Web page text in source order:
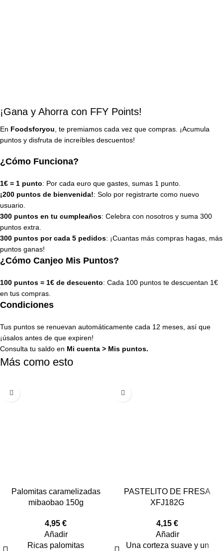
¡Gana y Ahorra con FFY Points!
En Foodsforyou , te premiamos cada vez que compras. ¡Acumula
puntos y disfruta de increíbles descuentos!
¿Cómo Funciona?
1€ = 1 punto: Por cada euro que gastes, sumas 1 punto.
¡200 puntos de bienvenida!: Solo por registrarte como nuevo
usuario.
300 puntos en tu cumpleaños: Celebra con nosotros y suma 300
puntos extra.
300 puntos por cada 5 pedidos: ¡Cuantas más compras hagas, más
puntos ganas!
¿Cómo Canjeo Mis Puntos?
100 puntos = 1€ de descuento: Cada 100 puntos te descuentan 1€
en tus compras.
Condiciones
Tus puntos se renuevan automáticamente cada 12 meses, así que
¡úsalos antes de que expiren!
Consulta tu saldo en Mi cuenta > Mis puntos.
Más como esto
Palomitas caramelizadas
mibaobao 150g
4,95 €
Añadir
Ricas palomitas
PASTELITO DE FRESA
XFJ182G
4,15 €
Añadir
Una corteza suave y un